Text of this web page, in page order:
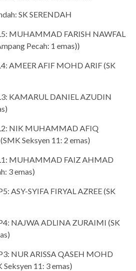
SK SERENDAH
MUHAMMAD FARISH NAWFAL
Pecah: 1 emas))
AMEER AFIF MOHD ARIF (SK
KAMARUL DANIEL AZUDIN
NIK MUHAMMAD AFIQ
Seksyen 11: 2 emas)
MUHAMMAD FAIZ AHMAD
3 emas)
ASY-SYIFA FIRYAL AZREE (SK
NAJWA ADLINA ZURAIMI (SK
NUR ARISSA QASEH MOHD
11: 3 emas)